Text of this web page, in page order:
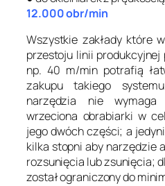
12.000 obr/min
Wszystkie zakłady które
przestoju linii
np. 40 m/min potrafią
zakupu takiego
narzędzia nie
wrzeciona obrabiarki w
jego dwóch części; a
kilka stopni aby narzędzie
rozsunięcia lub zsunięcia;
został ograniczony do